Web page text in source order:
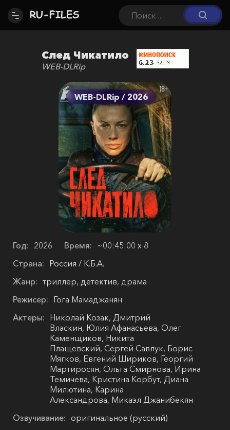
След Чикатило
WEB-DLRip
WEB-DLRip / 2026
Год: 2026 Время: ~00:45:00 х 8
Страна: Россия / К.Б.А.
Жанр: триллер, детектив, драма
Режисер: Гога Мамаджанян
Актеры: Николай Козак, Дмитрий
Власкин, Юлия Афанасьева, Олег
Каменщиков, Никита
Плащевский, Сергей Савлук, Борис
Мягков, Евгений Шириков, Георгий
Мартиросян, Ольга Смирнова, Ирина
Темичева, Кристина Корбут, Диана
Милютина, Карина
Александрова, Микаэл Джанибекян
Озвучивание: оригинальное (русский)